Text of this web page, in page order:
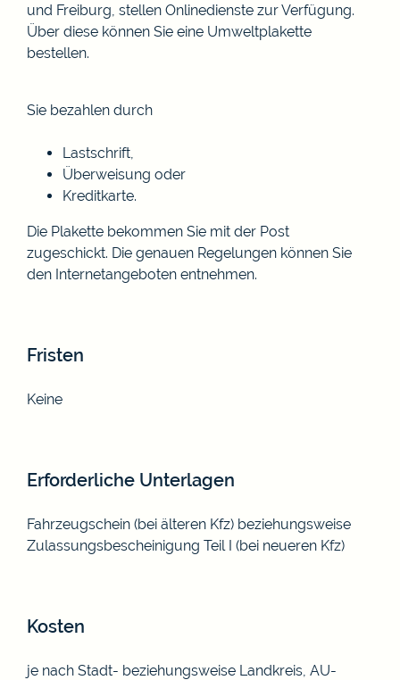
und Freiburg, stellen Onlinedienste zur Verfügung.
Über diese können Sie eine Umweltplakette
bestellen.
Sie bezahlen durch
Lastschrift,
Überweisung oder
Kreditkarte.
Die Plakette bekommen Sie mit der Post
zugeschickt. Die genauen Regelungen können Sie
den Internetangeboten entnehmen.
Fristen
Keine
Erforderliche Unterlagen
Fahrzeugschein (bei älteren Kfz) beziehungsweise
Zulassungsbescheinigung Teil I (bei neueren Kfz)
Kosten
je nach Stadt- beziehungsweise Landkreis, AU-